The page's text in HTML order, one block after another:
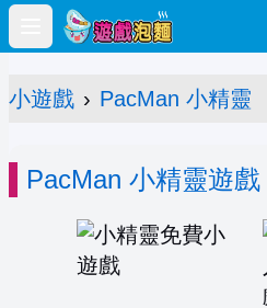
Open main menu
小遊戲 › PacMan 小精靈
PacMan 小精靈遊戲